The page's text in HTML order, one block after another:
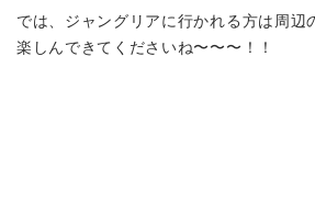
では、ジャングリアに行かれる方は周辺
楽しんできてくださいね〜〜〜！！